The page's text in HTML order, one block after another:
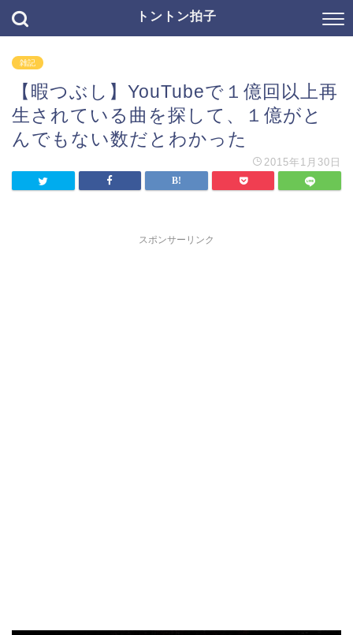
トントン拍子
雑記
【暇つぶし】YouTubeで１億回以上再
生されている曲を探して、１億がと
んでもない数だとわかった
2015年1月30日
スポンサーリンク